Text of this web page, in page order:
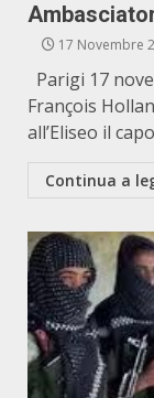
17 Novembre
Parigi 17
François
all’Eliseo il
Continua a